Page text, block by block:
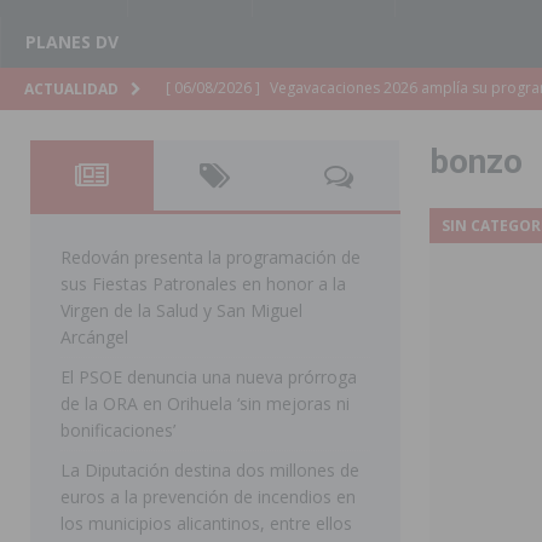
PLANES DV
ACTUALIDAD [ 06/08/2026 ] La Diputación de Alicante inyectará
Patronales 2026
SAN MIGUEL DE SALINAS
[ 06/08/2026 ] La Escuela Municipal de Música de
curso 2026-2027
MONTESINOS
[ 06/08/2026 ]
Convocado el XXVII Concurso de
[ 06/08/2026 ] Benejúzar vive el verano con una
BENEJUZAR
pedanías
ORIHUELA
bonzo
SIN
Redován presenta la programación de
sus Fiestas Patronales en honor a la
Virgen de la Salud y San Miguel
Arcángel
El PSOE denuncia una nueva prórroga
de la ORA en Orihuela ‘sin mejoras ni
bonificaciones’
La Diputación destina dos millones de
euros a la prevención de incendios en
los municipios alicantinos, entre ellos